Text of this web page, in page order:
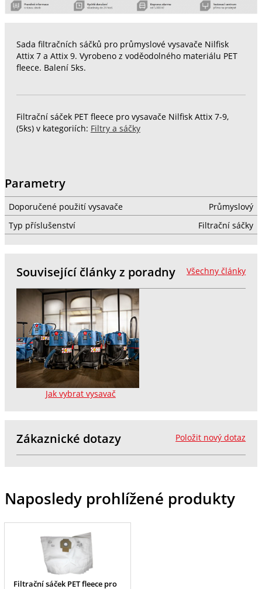
Sada filtračních sáčků pro průmyslové vysavače Nilfisk
Attix 7 a Attix 9. Vyrobeno z voděodolného materiálu PET
fleece. Balení 5ks.
Filtrační sáček PET fleece pro vysavače Nilfisk Attix 7-9,
(5ks) v kategoriích: Filtry a sáčky
Parametry
Doporučené použití vysavače
Průmyslový
Typ příslušenství
Filtrační sáčky
Všechny články
Související články z poradny
Jak vybrat vysavač
Položit nový dotaz
Zákaznické dotazy
Naposledy prohlížené produkty
Filtrační sáček PET fleece pro